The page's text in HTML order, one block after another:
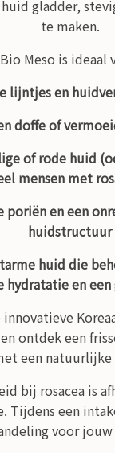
en Den
gladder,
te maken.
Bio Meso is ideaal
lijntjes en
doffe of
of rode huid
mensen met
poriën en een
huidstructuur
huid die
hydratatie en
innovatieve
ontdek een
een natuurlijke
bij rosacea is
Tijdens een
voor